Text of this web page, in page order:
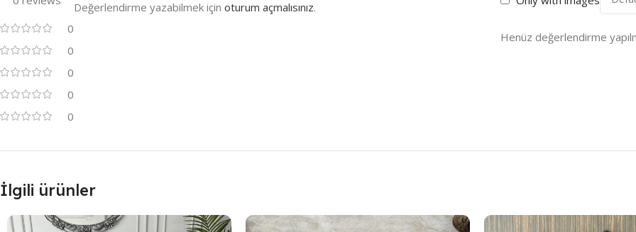
0
0
0
0
0
Henüz değerlendirme
Değerlendirme yazabilmek için oturum açmalısınız.
İlgili ürünler